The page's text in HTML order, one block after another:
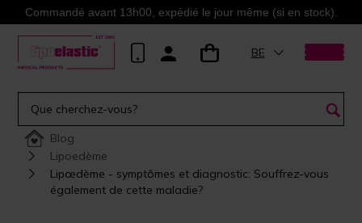
Commandé avant 13h00, expédié le jour même (si en stock).
BE
Blog
Lipoedème
Lipœdème - symptômes et diagnostic: Souffrez-vous
également de cette maladie?